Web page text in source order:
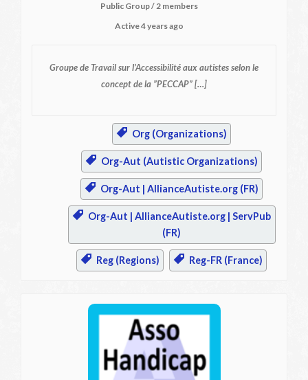
Public Group / 2 members
Active4 years ago
Groupe de Travail sur l’Accessibilité aux autistesselon le
concept de la ”PECCAP” […]
Org (Organizations)
Org-Aut (Autistic Organizations)
Org-Aut | AllianceAutiste.org (FR)
Org-Aut | AllianceAutiste.org | ServPub
(FR)
Reg (Regions) Reg-FR (France)